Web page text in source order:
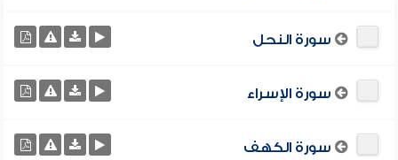
سورة النحل
سورة الإسراء
سورة الكهف